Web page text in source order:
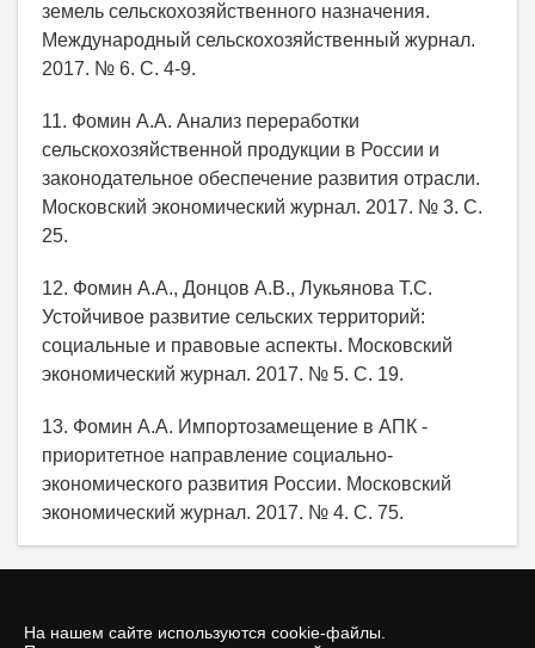
На нашем сайте используются cookie-файлы.
земель сельскохозяйственного назначения.
Международный сельскохозяйственный журнал.
2017. № 6. С. 4-9.
11. Фомин А.А. Анализ переработки
сельскохозяйственной продукции в России и
законодательное обеспечение развития отрасли.
Московский экономический журнал. 2017. № 3. С.
25.
12. Фомин А.А., Донцов А.В., Лукьянова Т.С.
Устойчивое развитие сельских территорий:
социальные и правовые аспекты. Московский
экономический журнал. 2017. № 5. С. 19.
13. Фомин А.А. Импортозамещение в АПК -
приоритетное направление социально-
экономического развития России. Московский
экономический журнал. 2017. № 4. С. 75.